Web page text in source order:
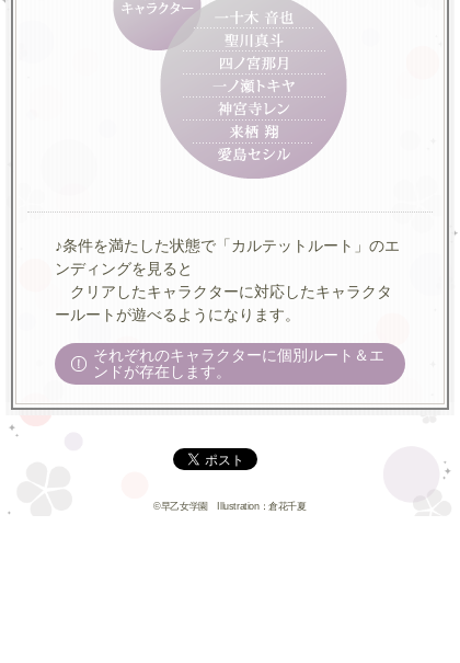
♪条件を満たした状態で「カルテットルート」のエ
ンディングを見ると
クリアしたキャラクターに対応したキャラクタ
ールートが遊べるようになります。
それぞれのキャラクターに個別ルート＆エ
ンドが存在します。
©早乙女学園 Illustration：倉花千夏